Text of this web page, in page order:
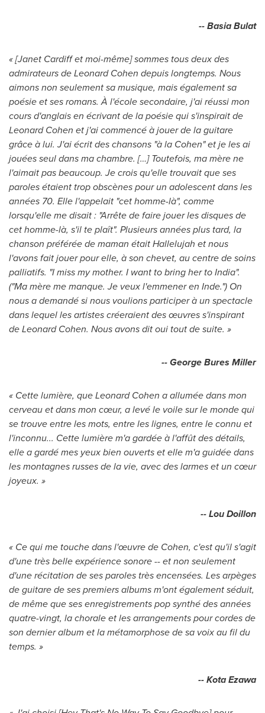
-- Basia Bulat
« [Janet Cardiff et moi-même] sommes tous deux des
admirateurs de Leonard Cohen depuis longtemps. Nous
aimons non seulement sa musique, mais également sa
poésie et ses romans. À l'école secondaire, j'ai réussi mon
cours d'anglais en écrivant de la poésie qui s'inspirait de
Leonard Cohen et j'ai commencé à jouer de la guitare
grâce à lui. J'ai écrit des chansons "à la Cohen" et je les ai
jouées seul dans ma chambre. […] Toutefois, ma mère ne
l'aimait pas beaucoup. Je crois qu'elle trouvait que ses
paroles étaient trop obscènes pour un adolescent dans les
années 70. Elle l'appelait "cet homme-là", comme
lorsqu'elle me disait : "Arrête de faire jouer les disques de
cet homme-là, s'il te plaît". Plusieurs années plus tard, la
chanson préférée de maman était Hallelujah et nous
l'avons fait jouer pour elle, à son chevet, au centre de soins
palliatifs. "I miss my mother. I want to bring her toIndia".
("Ma mère me manque. Je veux l'emmener en Inde.") On
nous a demandé si nous voulions participer à un spectacle
dans lequel les artistes créeraient des œuvres s'inspirant
de Leonard Cohen. Nous avons dit oui tout de suite. »
-- George Bures Miller
« Cette lumière, que Leonard Cohen a allumée dans mon
cerveau et dans mon cœur, a levé le voile sur le monde qui
se trouve entre les mots, entre les lignes, entre le connu et
l'inconnu... Cette lumière m'a gardée à l'affût des détails,
elle a gardé mes yeux bien ouverts et elle m'a guidée dans
les montagnes russes de la vie, avec des larmes et un cœur
joyeux. »
-- Lou Doillon
« Ce qui me touche dans l'œuvre de Cohen, c'est qu'il s'agit
d'une très belle expérience sonore -- et non seulement
d'une récitation de ses paroles très encensées. Les arpèges
de guitare de ses premiers albums m'ont également séduit,
de même que ses enregistrements pop synthé des années
quatre-vingt, la chorale et les arrangements pour cordes de
son dernier album et la métamorphose de sa voix au fil du
temps. »
-- Kota Ezawa